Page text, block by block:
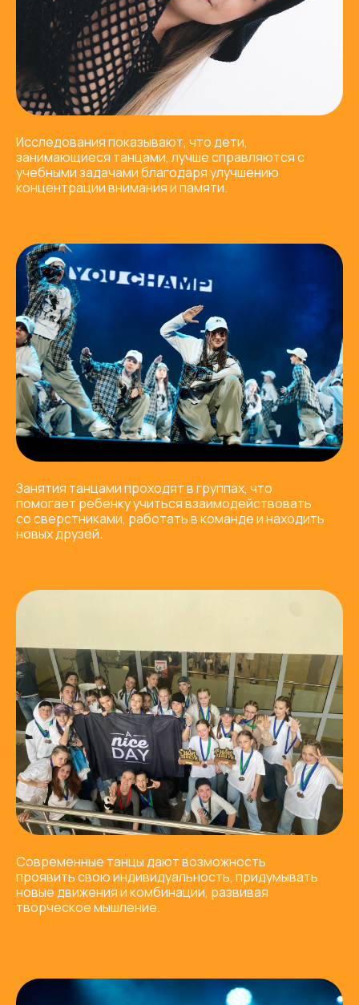
Исследования показывают, что дети,
занимающиеся танцами, лучше справляются с
учебными задачами благодаря улучшению
концентрации внимания и памяти.
Занятия танцами проходят в группах, что
помогает ребенку учиться взаимодействовать
со сверстниками, работать в команде и находить
новых друзей.
Современные танцы дают возможность
проявить свою индивидуальность, придумывать
новые движения и комбинации, развивая
творческое мышление.